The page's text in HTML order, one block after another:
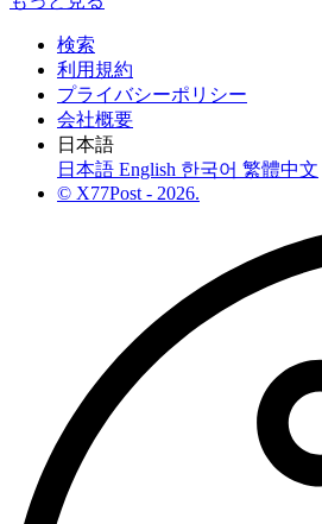
検索
利用規約
プライバシーポリシー
会社概要
日本語
日本語 English 한국어 繁體中文
© X77Post - 2026.